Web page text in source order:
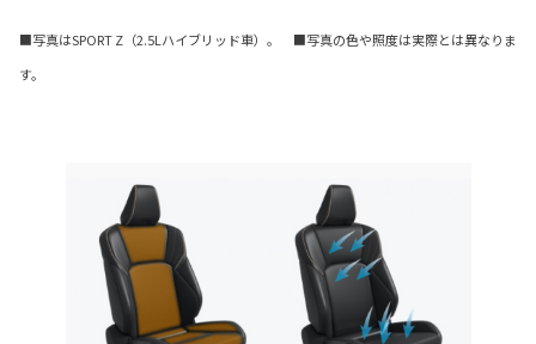
■写真はSPORT Z（2.5Lハイブリッド車）。 ■写真の色や照度は実際とは異なりま
す。